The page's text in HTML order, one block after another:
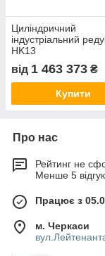
Циліндричний
індустріальний
HK13
від 1 463 373 ₴
Купити
Про нас
Рейтинг не
Менше 5
Працює з
м. Черкаси